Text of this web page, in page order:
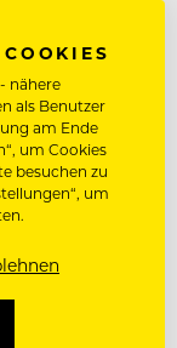
Kosmetik,
nähere
als Benutzer
am Ende
um Cookies
besuchen zu
um